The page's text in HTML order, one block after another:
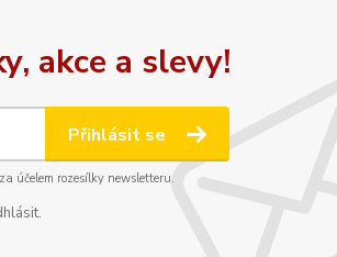
akce a slevy!
Přihlásit se
účelem rozesílky newsletteru.